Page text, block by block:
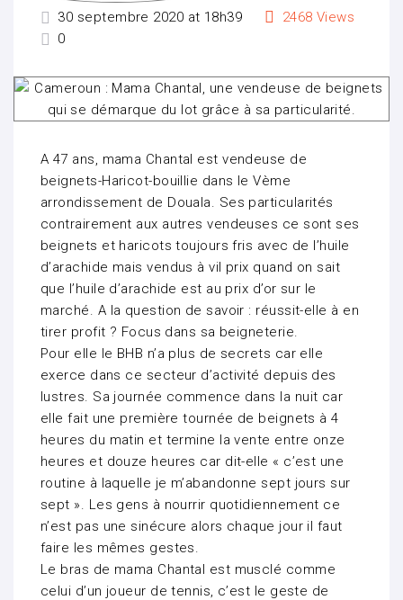
30 septembre 2020 at 18h39
2468 Views
0
A 47 ans, mama Chantal est vendeuse de
beignets-Haricot-bouillie dans le Vème
arrondissement de Douala. Ses particularités
contrairement aux autres vendeuses ce sont ses
beignets et haricots toujours fris avec de l’huile
d’arachide mais vendus à vil prix quand on sait
que l’huile d’arachide est au prix d’or sur le
marché. A la question de savoir : réussit-elle à en
tirer profit ? Focus dans sa beigneterie.
Pour elle le BHB n’a plus de secrets car elle
exerce dans ce secteur d’activité depuis des
lustres. Sa journée commence dans la nuit car
elle fait une première tournée de beignets à 4
heures du matin et termine la vente entre onze
heures et douze heures car dit-elle « c’est une
routine à laquelle je m’abandonne sept jours sur
sept ». Les gens à nourrir quotidiennement ce
n’est pas une sinécure alors chaque jour il faut
faire les mêmes gestes.
Le bras de mama Chantal est musclé comme
celui d’un joueur de tennis, c’est le geste de